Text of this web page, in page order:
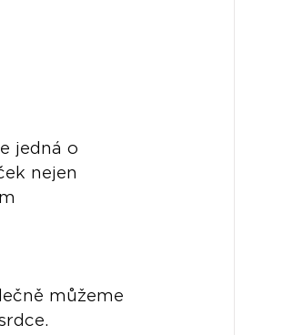
jedná o
nejen
můžeme